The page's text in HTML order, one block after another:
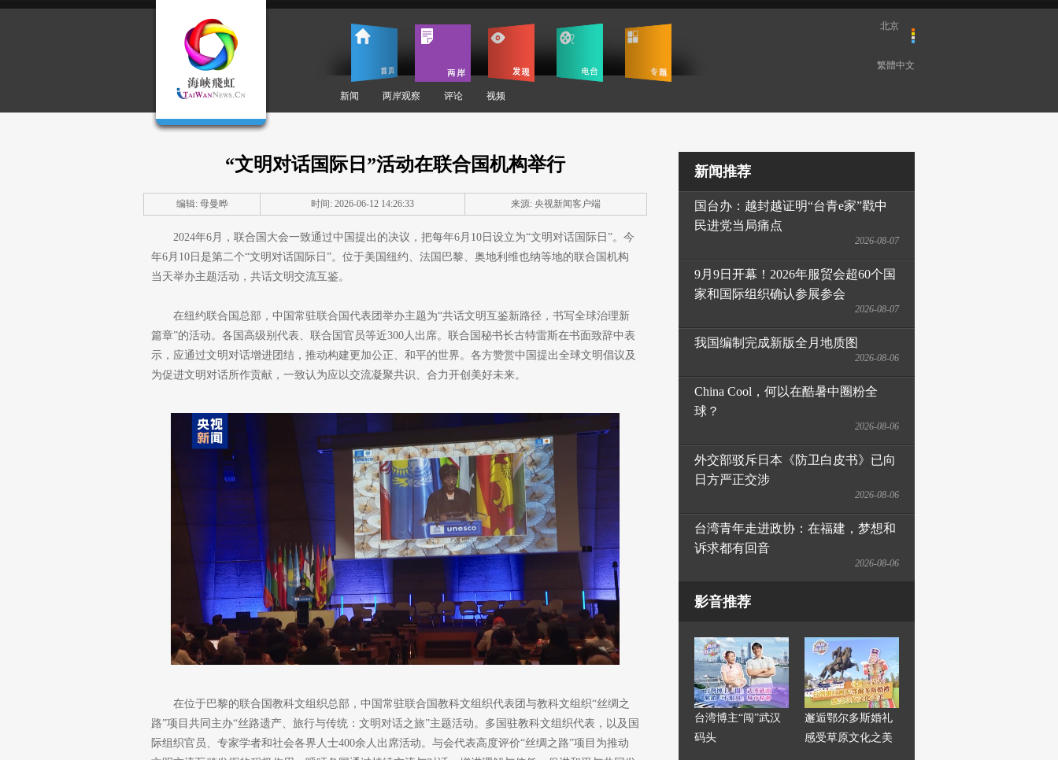
新闻 两岸观察 评论 视频
北京
繁體中文
“文明对话国际日”活动在联合国机构举行
编辑: 母曼晔 时间: 2026-06-12 14:26:33 来源: 央视新闻客户端
2024年6月，联合国大会一致通过中国提出的决议，把每年6月10日设立为“文明对话国际日”。今
年6月10日是第二个“文明对话国际日”。位于美国纽约、法国巴黎、奥地利维也纳等地的联合国机构
当天举办主题活动，共话文明交流互鉴。
在纽约联合国总部，中国常驻联合国代表团举办主题为“共话文明互鉴新路径，书写全球治理新
篇章”的活动。各国高级别代表、联合国官员等近300人出席。联合国秘书长古特雷斯在书面致辞中表
示，应通过文明对话增进团结，推动构建更加公正、和平的世界。各方赞赏中国提出全球文明倡议及
为促进文明对话所作贡献，一致认为应以交流凝聚共识、合力开创美好未来。
在位于巴黎的联合国教科文组织总部，中国常驻联合国教科文组织代表团与教科文组织“丝绸之
路”项目共同主办“丝路遗产、旅行与传统：文明对话之旅”主题活动。多国驻教科文组织代表，以及国
际组织官员、专家学者和社会各界人士400余人出席活动。与会代表高度评价“丝绸之路”项目为推动
新闻推荐
国台办：越封越证明“台青e家”戳中
民进党当局痛点
2026-08-07
9月9日开幕！2026年服贸会超60个国
家和国际组织确认参展参会
2026-08-07
我国编制完成新版全月地质图
2026-08-06
China Cool，何以在酷暑中圈粉全
球？
2026-08-06
外交部驳斥日本《防卫白皮书》已向
日方严正交涉
2026-08-06
台湾青年走进政协：在福建，梦想和
诉求都有回音
2026-08-06
影音推荐
台湾博主“闯”武汉
码头
邂逅鄂尔多斯婚礼
感受草原文化之美